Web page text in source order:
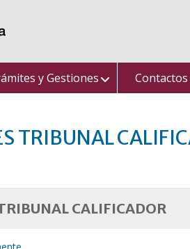
y Gestiones Contactos
TRIBUNAL
CALIFICADOR